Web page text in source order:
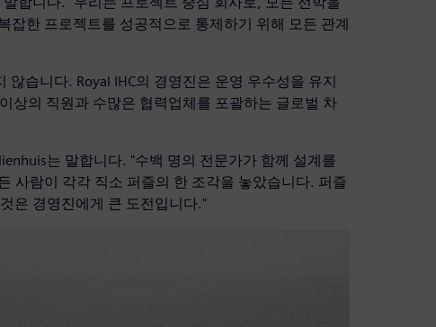
한 프로젝트를 성공적으로 통제하기 위해 모든 관계
습니다. Royal IHC의 경영진은 운영 우수성을 유지
상의 직원과 수많은 협력업체를 포괄하는 글로벌 차
는 말합니다. "수백 명의 전문가가 함께 설계를
사람이 각각 직소 퍼즐의 한 조각을 놓았습니다. 퍼즐
은 경영진에게 큰 도전입니다."